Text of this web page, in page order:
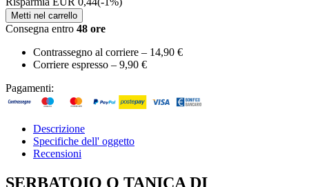
Metti nel carrello
Consegna entro 48 ore
Contrassegno al corriere – 14,90 €
Corriere espresso – 9,90 €
Pagamenti:
Descrizione
Specifiche dell' oggetto
Recensioni
SERBATOIO O TANICA DI